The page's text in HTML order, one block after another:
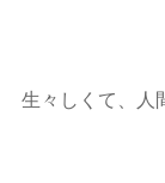
生々しくて、人